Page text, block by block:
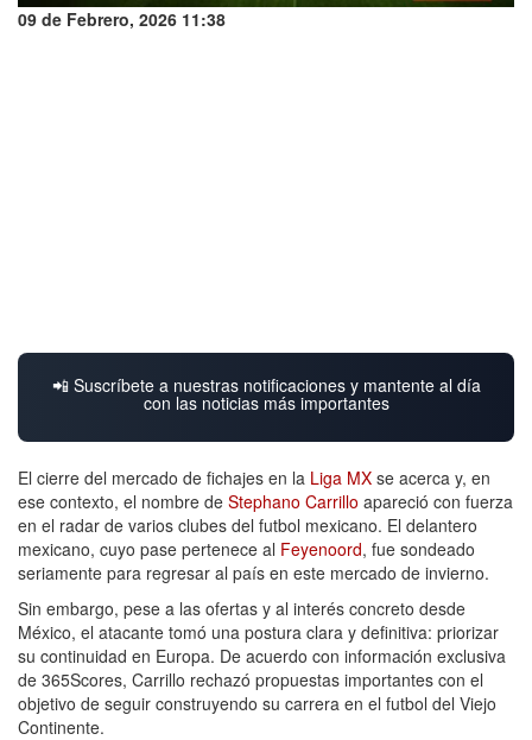
09 de Febrero, 2026 11:38
📲 Suscríbete a nuestras notificaciones y mantente al día
con las noticias más importantes
El cierre del mercado de fichajes en la Liga MX se acerca y, en
ese contexto, el nombre de Stephano Carrillo apareció con fuerza
en el radar de varios clubes del futbol mexicano. El delantero
mexicano, cuyo pase pertenece al Feyenoord, fue sondeado
seriamente para regresar al país en este mercado de invierno.
Sin embargo, pese a las ofertas y al interés concreto desde
México, el atacante tomó una postura clara y definitiva: priorizar
su continuidad en Europa. De acuerdo con información exclusiva
de 365Scores, Carrillo rechazó propuestas importantes con el
objetivo de seguir construyendo su carrera en el futbol del Viejo
Continente.